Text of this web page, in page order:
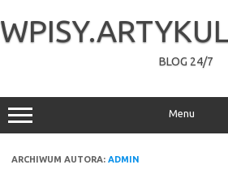
treści
BLOG 24/7
Menu
ARCHIWUM AUTORA: ADMIN